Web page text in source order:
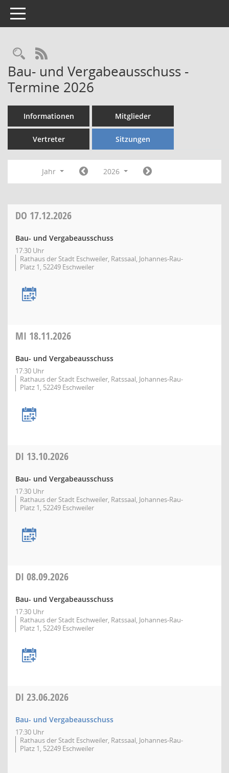
Toggle navigation
Rechercheauswahl
RSS-Feed
Bau- und Vergabeausschuss -
Termine 2026
Informationen Mitglieder
Vertreter Sitzungen
Jahr 2026
DO 17.12.2026
Bau- und Vergabeausschuss
17:30 Uhr
Rathaus der Stadt Eschweiler, Ratssaal, Johannes-Rau-
Platz 1, 52249 Eschweiler
MI 18.11.2026
Bau- und Vergabeausschuss
17:30 Uhr
Rathaus der Stadt Eschweiler, Ratssaal, Johannes-Rau-
Platz 1, 52249 Eschweiler
DI 13.10.2026
Bau- und Vergabeausschuss
17:30 Uhr
Rathaus der Stadt Eschweiler, Ratssaal, Johannes-Rau-
Platz 1, 52249 Eschweiler
DI 08.09.2026
Bau- und Vergabeausschuss
17:30 Uhr
Rathaus der Stadt Eschweiler, Ratssaal, Johannes-Rau-
Platz 1, 52249 Eschweiler
DI 23.06.2026
Bau- und Vergabeausschuss
17:30 Uhr
Rathaus der Stadt Eschweiler, Ratssaal, Johannes-Rau-
Platz 1, 52249 Eschweiler